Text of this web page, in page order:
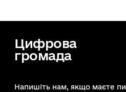
Цифрова
громада
Напишіть нам, якщо маєте